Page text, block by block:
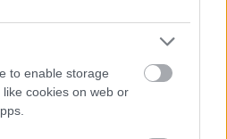
to enable storage
cookies on web or